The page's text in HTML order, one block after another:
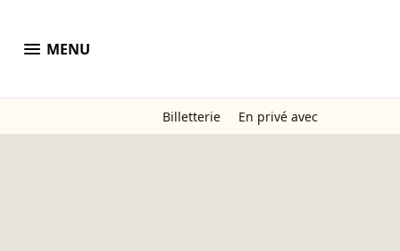
menu MENU
Billetterie En privé avec